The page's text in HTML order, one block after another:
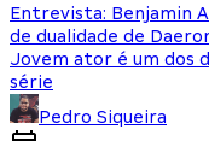
Entrevista: Benjamin
de dualidade de
Jovem ator é um dos
série
Pedro Siqueira